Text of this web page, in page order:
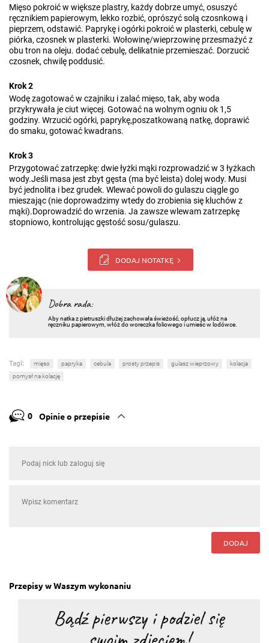
Mięso pokroić w większe plastry, każdy dobrze umyć, osuszyć
ręcznikiem papierowym, lekko rozbić, oprószyć solą czosnkową i
pieprzem, odstawić. Paprykę i ogórki pokroić w plasterki, cebulę w
piórka, czosnek w plasterki. Wołowinę/wieprzowinę przesmażyć z
obu tron na oleju. dodać cebulę, delikatnie przemieszać. Dorzucić
czosnek, chwilę poddusić.
Krok 2
Wodę zagotować w czajniku i zalać mięso, tak, aby woda
przykrywała je ciut więcej. Gotować na wolnym ogniu ok 1,5
godziny. Wrzucić ogórki, paprykę,poszatkowaną natkę, doprawić
do smaku, gotować kwadrans.
Krok 3
Przygotować zatrzepkę: dwie łyżki mąki rozprowadzić w 3 łyżkach
wody.Jeśli masa jest zbyt gęsta (ma być leista) dolej wody. Musi
być jednolita i bez grudek. Wlewać powoli do gulaszu ciągle go
mieszając (nie doprowadzimy wtedy do zrobienia się kluchów z
mąki).Doprowadzić do wrzenia. Ja zawsze wlewam zatrzepkę
stopniowo, kontrolując gęstość sosu/gulaszu.
DODAJ NOTATKĘ
Dobra rada:
Aby natka z pietruszki dłużej zachowała świeżość, opłucz ją, ułóż na
ręczniku papierowym, włóż do woreczka foliowego i umieśc w lodówce.
Tagi: mięso papryka cebula prosty przepis gulasz wieprzowy
kolacja
pomysł na kolację
0 Opinie o przepisie
DODAJ
Przepisy w Waszym wykonaniu